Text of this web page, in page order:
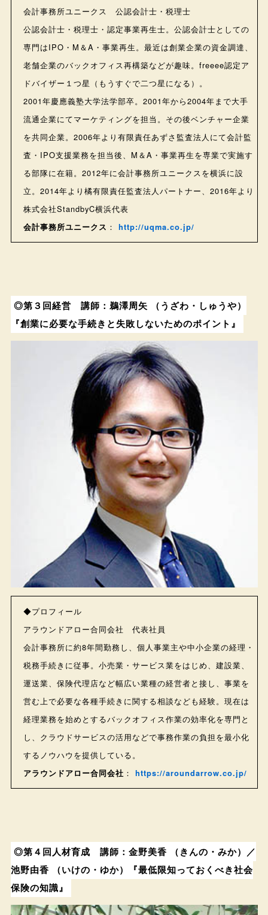
会計事務所ユニークス 公認会計士・税理士
公認会計士・税理士・認定事業再生士。公認会計士としての
専門はIPO・M＆A・事業再生。最近は創業企業の資金調達、
老舗企業のバックオフィス再構築などが趣味。freeee認定ア
ドバイザー１つ星（もうすぐで二つ星になる）。
2001年慶應義塾大学法学部卒。2001年から2004年まで大手
流通企業にてマーケティングを担当。その後ベンチャー企業
を共同企業。2006年より有限責任あずさ監査法人にて会計監
査・IPO支援業務を担当後、M＆A・事業再生を専業で実施す
る部隊に在籍。2012年に会計事務所ユニークスを横浜に設
立。2014年より橘有限責任監査法人パートナー、2016年より
株式会社StandbyC横浜代表
会計事務所ユニークス ： http://uqma.co.jp/
◎第３回経営 講師：鵜澤周矢 （うざわ・しゅうや）
『創業に必要な手続きと失敗しないためのポイント』
◆プロフィール
アラウンドアロー合同会社 代表社員
会計事務所に約8年間勤務し、個人事業主や中小企業の経理・
税務手続きに従事。小売業・サービス業をはじめ、建設業、
運送業、保険代理店など幅広い業種の経営者と接し、事業を
営む上で必要な各種手続きに関する相談なども経験。現在は
経理業務を始めとするバックオフィス作業の効率化を専門と
し、クラウドサービスの活用などで事務作業の負担を最小化
するノウハウを提供している。
アラウンドアロー合同会社 ： https://aroundarrow.co.jp/
◎第４回人材育成 講師：金野美香 （きんの・みか）／
池野由香 （いけの・ゆか）『最低限知っておくべき社会
保険の知識』